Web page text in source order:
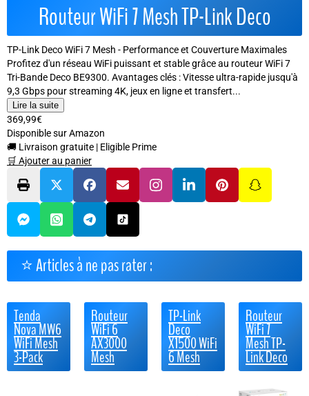
Routeur WiFi 7 Mesh TP-Link Deco
TP-Link Deco WiFi 7 Mesh - Performance et Couverture Maximales
Profitez d'un réseau WiFi puissant et stable grâce au routeur WiFi 7
Tri-Bande Deco BE9300. Avantages clés : Vitesse ultra-rapide jusqu'à
9,3 Gbps pour streaming 4K, jeux en ligne et transfert...
Lire la suite
369,99€
Disponible sur Amazon
🚚 Livraison gratuite | Eligible Prime
🛒 Ajouter au panier
⭐ Articles à ne pas rater :
Tenda
Nova MW6
WiFi Mesh
3-Pack
Routeur
WiFi 6
AX3000
Mesh
TP-Link
Deco
X1500 WiFi
6 Mesh
Routeur
WiFi 7
Mesh TP-
Link Deco